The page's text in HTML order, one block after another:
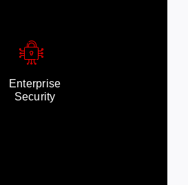
Enterprise
Security